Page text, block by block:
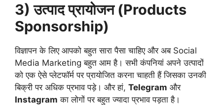
3) उत्पाद प्रायोजन (Products
Sponsorship)
विज्ञापन के लिए आपको बहुत सारा पैसा चाहिए और अब Social
Media Marketing बहुत आम है। सभी कंपनियां अपने उत्पादों
को एक ऐसे प्लेटफॉर्म पर प्रायोजित करना चाहती हैं जिसका उनकी
बिक्री पर अधिक प्रभाव पड़े। और हां, Telegram और
Instagram का लोगों पर बहुत ज्यादा प्रभाव पड़ता है।